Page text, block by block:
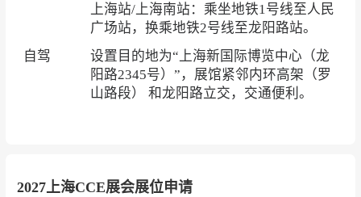
上海站/上海南站：乘坐地铁1号线至人民
广场站，换乘地铁2号线至龙阳路站。
自驾
设置目的地为“上海新国际博览中心（龙
阳路2345号）”，展馆紧邻内环高架（罗
山路段） 和龙阳路立交，交通便利。
2027上海CCE展会展位申请